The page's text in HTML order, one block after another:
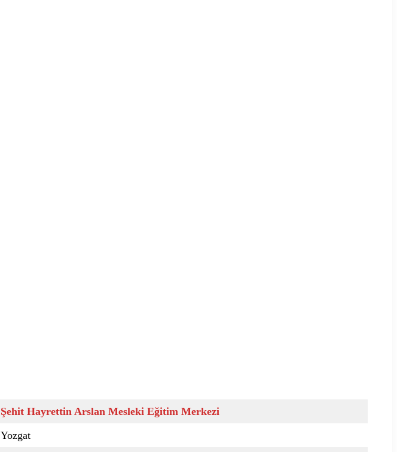
Şehit Hayrettin Arslan Mesleki Eğitim Merkezi
Yozgat